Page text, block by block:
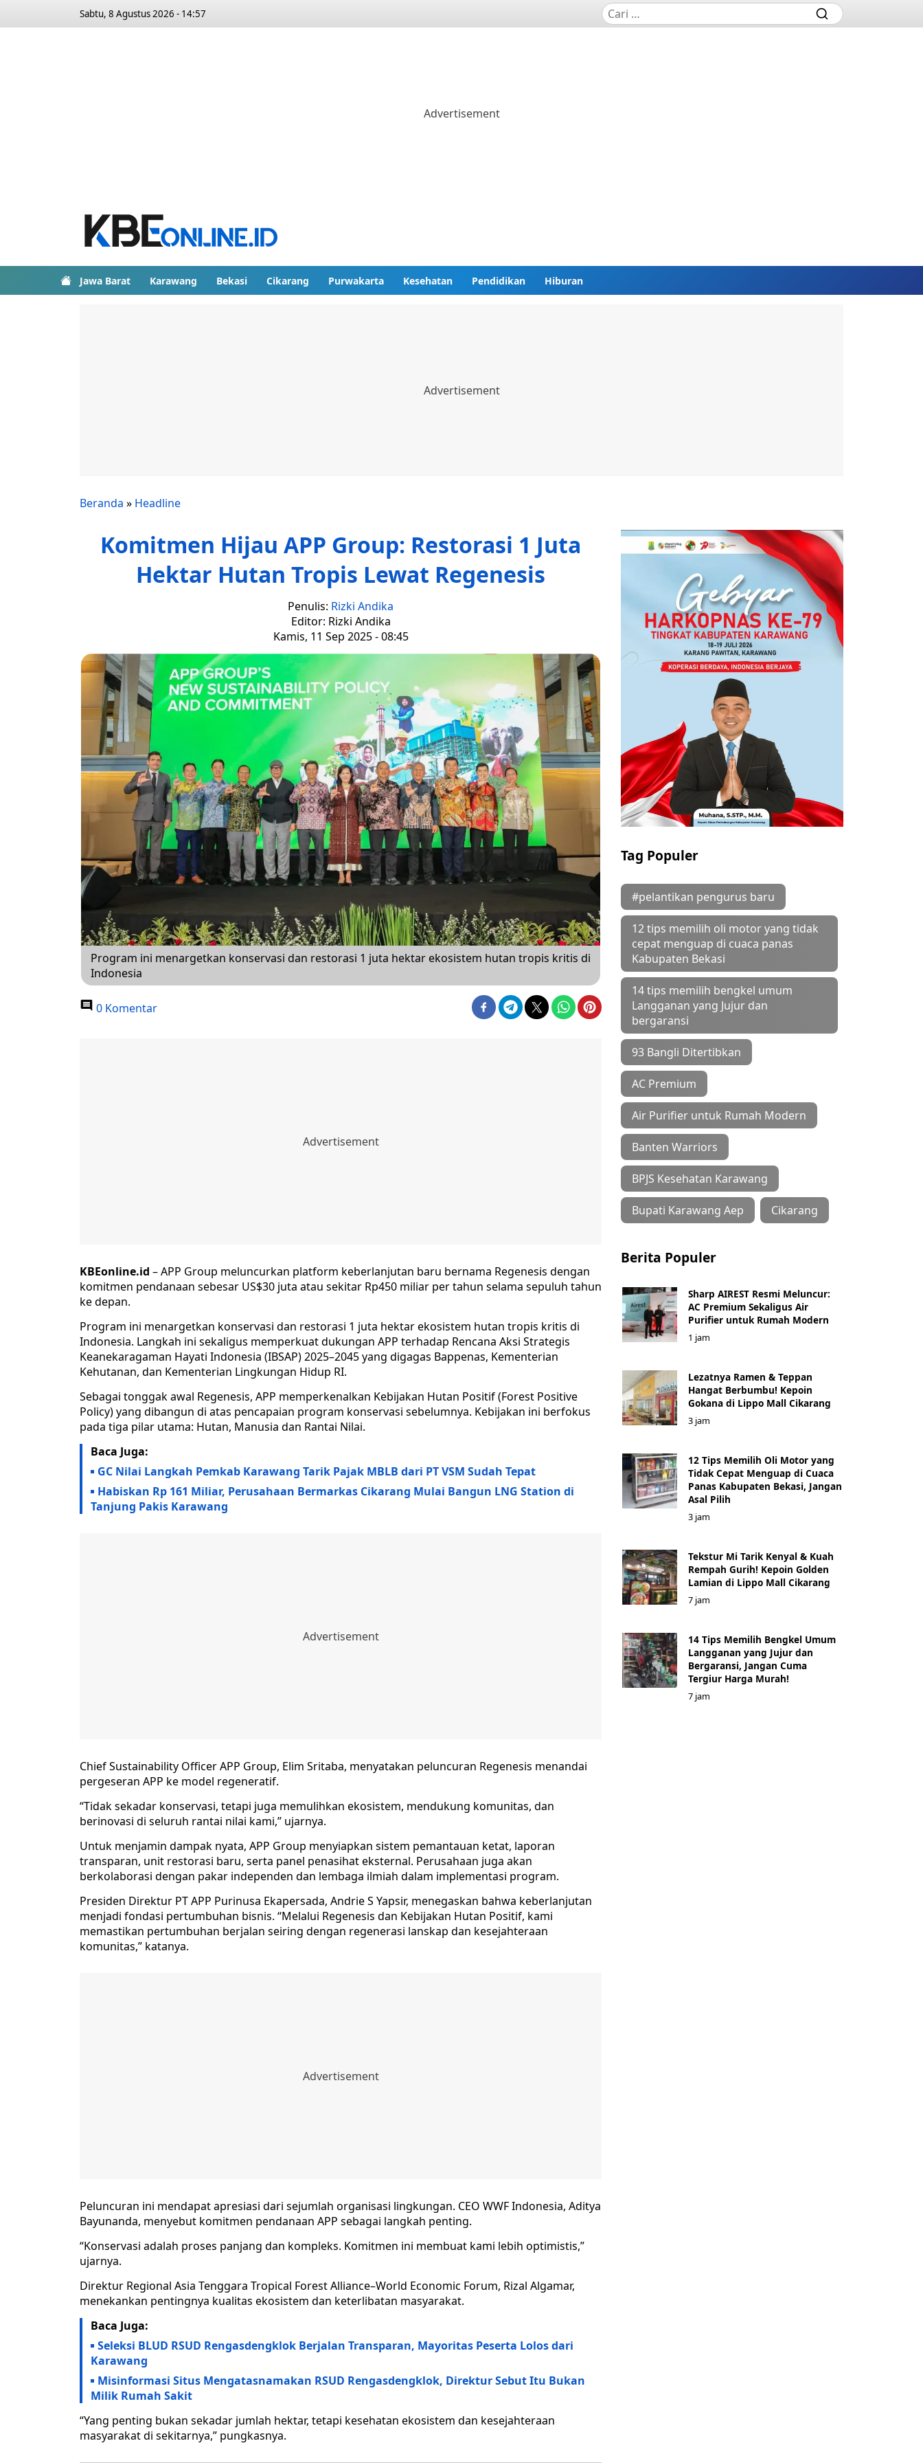
Sabtu, 8 Agustus 2026 - 14:57
Jawa Barat Karawang Bekasi Cikarang Purwakarta Kesehatan Pendidikan Hiburan
Beranda » Headline
Komitmen Hijau APP Group: Restorasi 1 Juta
Hektar Hutan Tropis Lewat Regenesis
Penulis: Rizki Andika
Editor: Rizki Andika
Kamis, 11 Sep 2025 - 08:45
Program ini menargetkan konservasi dan restorasi 1 juta hektar ekosistem hutan tropis kritis di
Indonesia
0 Komentar
KBEonline.id – APP Group meluncurkan platform keberlanjutan baru bernama Regenesis dengan
komitmen pendanaan sebesar US$30 juta atau sekitar Rp450 miliar per tahun selama sepuluh tahun
ke depan.
Program ini menargetkan konservasi dan restorasi 1 juta hektar ekosistem hutan tropis kritis di
Indonesia. Langkah ini sekaligus memperkuat dukungan APP terhadap Rencana Aksi Strategis
Keanekaragaman Hayati Indonesia (IBSAP) 2025–2045 yang digagas Bappenas, Kementerian
Kehutanan, dan Kementerian Lingkungan Hidup RI.
Sebagai tonggak awal Regenesis, APP memperkenalkan Kebijakan Hutan Positif (Forest Positive
Policy) yang dibangun di atas pencapaian program konservasi sebelumnya. Kebijakan ini berfokus
pada tiga pilar utama: Hutan, Manusia dan Rantai Nilai.
Baca Juga:
GC Nilai Langkah Pemkab Karawang Tarik Pajak MBLB dari PT VSM Sudah Tepat
Habiskan Rp 161 Miliar, Perusahaan Bermarkas Cikarang Mulai Bangun LNG Station di
Tanjung Pakis Karawang
Chief Sustainability Officer APP Group, Elim Sritaba, menyatakan peluncuran Regenesis menandai
pergeseran APP ke model regeneratif.
“Tidak sekadar konservasi, tetapi juga memulihkan ekosistem, mendukung komunitas, dan
berinovasi di seluruh rantai nilai kami,” ujarnya.
Untuk menjamin dampak nyata, APP Group menyiapkan sistem pemantauan ketat, laporan
transparan, unit restorasi baru, serta panel penasihat eksternal. Perusahaan juga akan
berkolaborasi dengan pakar independen dan lembaga ilmiah dalam implementasi program.
Presiden Direktur PT APP Purinusa Ekapersada, Andrie S Yapsir, menegaskan bahwa keberlanjutan
menjadi fondasi pertumbuhan bisnis. “Melalui Regenesis dan Kebijakan Hutan Positif, kami
memastikan pertumbuhan berjalan seiring dengan regenerasi lanskap dan kesejahteraan
komunitas,” katanya.
Peluncuran ini mendapat apresiasi dari sejumlah organisasi lingkungan. CEO WWF Indonesia, Aditya
Bayunanda, menyebut komitmen pendanaan APP sebagai langkah penting.
“Konservasi adalah proses panjang dan kompleks. Komitmen ini membuat kami lebih optimistis,”
ujarnya.
Direktur Regional Asia Tenggara Tropical Forest Alliance–World Economic Forum, Rizal Algamar,
menekankan pentingnya kualitas ekosistem dan keterlibatan masyarakat.
Baca Juga:
Seleksi BLUD RSUD Rengasdengklok Berjalan Transparan, Mayoritas Peserta Lolos dari
Karawang
Misinformasi Situs Mengatasnamakan RSUD Rengasdengklok, Direktur Sebut Itu Bukan
Milik Rumah Sakit
“Yang penting bukan sekadar jumlah hektar, tetapi kesehatan ekosistem dan kesejahteraan
masyarakat di sekitarnya,” pungkasnya.
Tag Populer
#pelantikan pengurus baru
12 tips memilih oli motor yang tidak
cepat menguap di cuaca panas
Kabupaten Bekasi
14 tips memilih bengkel umum
Langganan yang Jujur dan
bergaransi
93 Bangli Ditertibkan
AC Premium
Air Purifier untuk Rumah Modern
Banten Warriors
BPJS Kesehatan Karawang
Bupati Karawang Aep Cikarang
Berita Populer
Sharp AIREST Resmi Meluncur:
AC Premium Sekaligus Air
Purifier untuk Rumah Modern
1 jam
Lezatnya Ramen & Teppan
Hangat Berbumbu! Kepoin
Gokana di Lippo Mall Cikarang
3 jam
12 Tips Memilih Oli Motor yang
Tidak Cepat Menguap di Cuaca
Panas Kabupaten Bekasi, Jangan
Asal Pilih
3 jam
Tekstur Mi Tarik Kenyal & Kuah
Rempah Gurih! Kepoin Golden
Lamian di Lippo Mall Cikarang
7 jam
14 Tips Memilih Bengkel Umum
Langganan yang Jujur dan
Bergaransi, Jangan Cuma
Tergiur Harga Murah!
7 jam